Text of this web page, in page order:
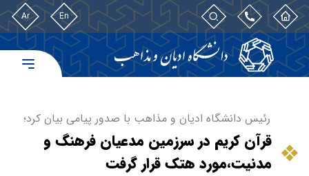
En
Ar
رئیس دانشگاه ادیان و مذاهب با صدور پیامی بیان کرد؛
قرآن کریم در سرزمین مدعیان فرهنگ و
مدنیت،مورد هتک قرار گرفت